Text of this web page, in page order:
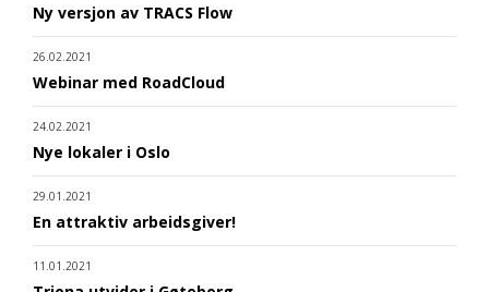
Ny versjon av TRACS Flow
26.02.2021
Webinar med RoadCloud
24.02.2021
Nye lokaler i Oslo
29.01.2021
En attraktiv arbeidsgiver!
11.01.2021